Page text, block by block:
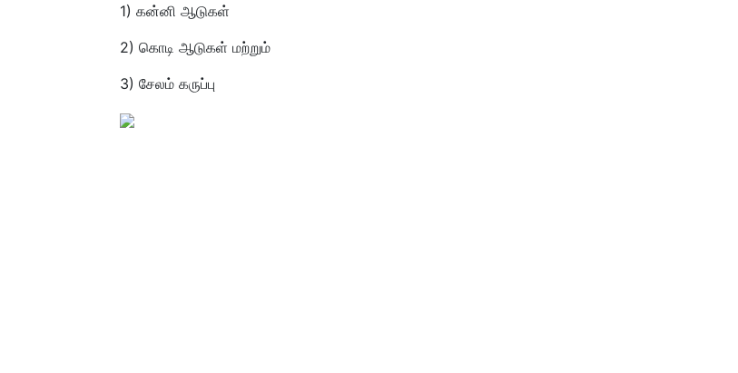
1) கன்னி ஆடுகள்
2) கொடி ஆடுகள் மற்றும்
3) சேலம் கருப்பு